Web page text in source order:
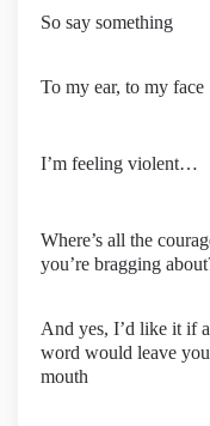
So say something
To my ear, to my face
I’m feeling violent…
Where’s all the
you’re bragging
And yes, I’d like it if a
word would leave
mouth